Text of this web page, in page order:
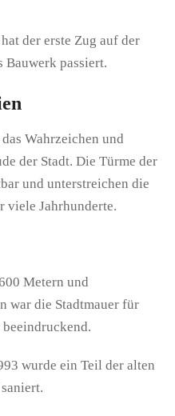
der erste Zug auf der
Bauwerk passiert.
Wahrzeichen und
der Stadt. Die Türme der
und unterstreichen die
viele Jahrhunderte.
Metern und
war die Stadtmauer für
wurde ein Teil der alten